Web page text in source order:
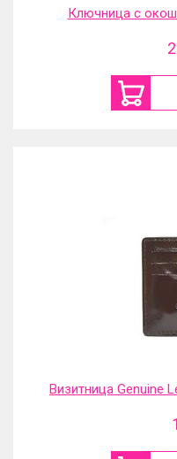
Ключница с
Визитница Genuine